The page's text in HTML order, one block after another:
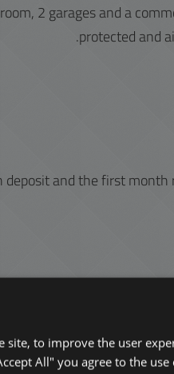
2 garages and a
protected and
to improve the user
All" you agree to the